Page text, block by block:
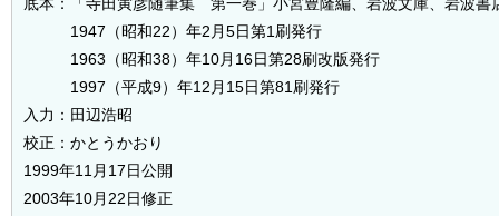
1947（昭和22）年2月5日第1刷発行
1963（昭和38）年10月16日第28刷改版発行
1997（平成9）年12月15日第81刷発行
入力：田辺浩昭
校正：かとうかおり
1999年11月17日公開
2003年10月22日修正